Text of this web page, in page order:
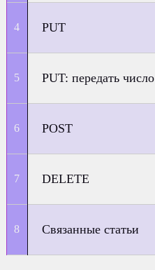
PUT
PUT: передать число
POST
DELETE
Связанные статьи